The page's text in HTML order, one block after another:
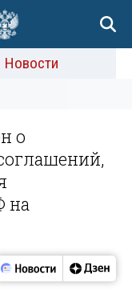
Новости
о
на